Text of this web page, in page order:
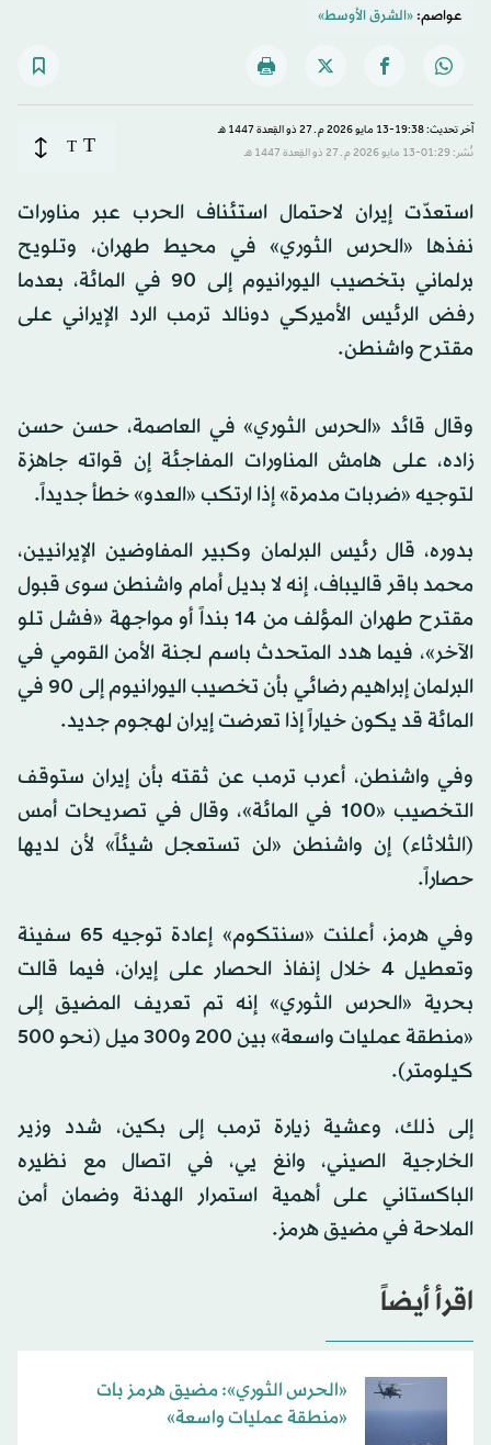
عواصم:«الشرق الأوسط»
آخر تحديث: 19:38-13 مايو 2026 م ـ 27 ذو القِعدة 1447 هـ
نُشر: 01:29-13 مايو 2026 م ـ 27 ذو القِعدة 1447 هـ
T
T
استعدّت إيران لاحتمال استئناف الحرب عبر مناورات
نفذها «الحرس الثوري» في محيط طهران، وتلويح
برلماني بتخصيب اليورانيوم إلى 90 في المائة، بعدما
رفض الرئيس الأميركي دونالد ترمب الرد الإيراني على
مقترح واشنطن.
وقال قائد «الحرس الثوري» في العاصمة، حسن حسن
زاده، على هامش المناورات المفاجئة إن قواته جاهزة
لتوجيه «ضربات مدمرة» إذا ارتكب «العدو» خطأ جديداً.
بدوره، قال رئيس البرلمان وكبير المفاوضين الإيرانيين،
محمد باقر قاليباف، إنه لا بديل أمام واشنطن سوى قبول
مقترح طهران المؤلف من 14 بنداً أو مواجهة «فشل تلو
الآخر»، فيما هدد المتحدث باسم لجنة الأمن القومي في
البرلمان إبراهيم رضائي بأن تخصيب اليورانيوم إلى 90 في
المائة قد يكون خياراً إذا تعرضت إيران لهجوم جديد.
وفي واشنطن، أعرب ترمب عن ثقته بأن إيران ستوقف
التخصيب «100 في المائة»، وقال في تصريحات أمس
(الثلاثاء) إن واشنطن «لن تستعجل شيئاً» لأن لديها
حصاراً.
وفي هرمز، أعلنت «سنتكوم» إعادة توجيه 65 سفينة
وتعطيل 4 خلال إنفاذ الحصار على إيران، فيما قالت
بحرية «الحرس الثوري» إنه تم تعريف المضيق إلى
«منطقة عمليات واسعة» بين 200 و300 ميل (نحو 500
كيلومتر).
إلى ذلك، وعشية زيارة ترمب إلى بكين، شدد وزير
الخارجية الصيني، وانغ يي، في اتصال مع نظيره
الباكستاني على أهمية استمرار الهدنة وضمان أمن
الملاحة في مضيق هرمز.
اقرأ أيضاً
«الحرس الثوري»: مضيق هرمز بات
«منطقة عمليات واسعة»